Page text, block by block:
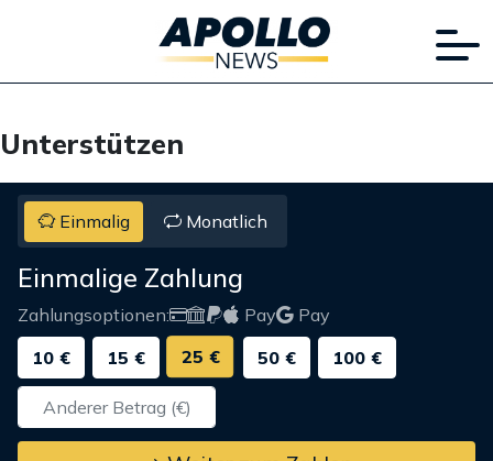
Unterstützen
Einmalig Monatlich
Einmalige Zahlung
Zahlungsoptionen: Pay
Pay
10 €
15 € 25 € 50 € 100 €